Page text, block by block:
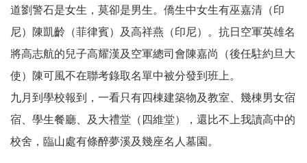
道劉警石是女生，莫卻是男生。僑生中女生有巫嘉清（印
尼）陳凱齡（菲律賓）及高祥燕（印尼）。抗日空軍英雄名
將高志航的兒子高耀漢及空軍總司會陳嘉尚（後任駐約旦大
使）陳可風不在聯考錄取名單中被分發到班上。
九月到學校報到，一看只有四棟建築物及教室、幾棟男女宿
宿、學生餐廳、及大禮堂（四維堂），還比不上我讀高中的
校舍，臨山處有條醉夢溪及幾座名人墓園。